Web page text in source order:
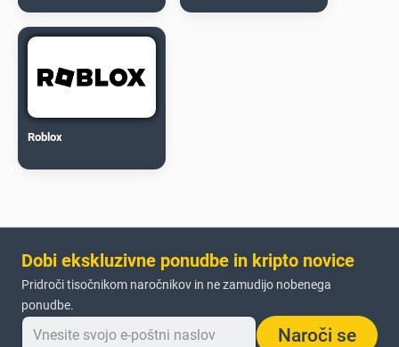
Roblox
Dobi ekskluzivne ponudbe in kripto novice
Pridroči tisočnikom naročnikov in ne zamudijo nobenega
ponudbe.
Naroči se